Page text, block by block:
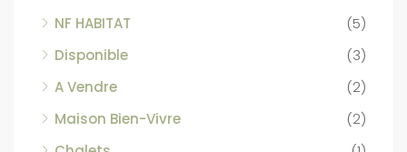
NF HABITAT
(5)
Disponible
(3)
A Vendre
(2)
Maison Bien-Vivre
(2)